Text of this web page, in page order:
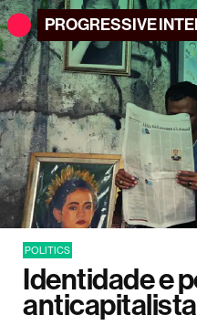
PROGRESSIVE
POLITICS
Identidade e